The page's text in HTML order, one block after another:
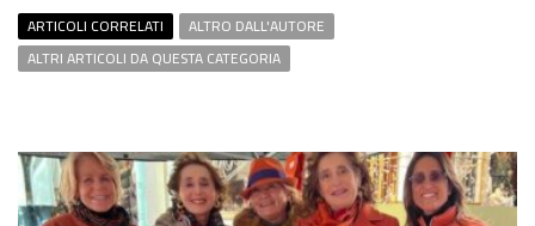
ARTICOLI CORRELATI
ALTRO DALL'AUTORE
ALTRI ARTICOLI DA QUESTA CATEGORIA